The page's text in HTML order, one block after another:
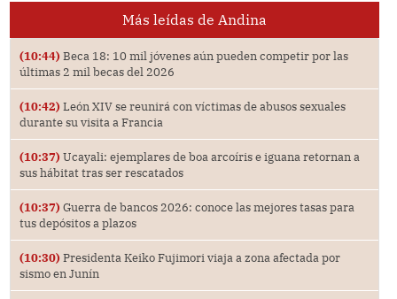
Más leídas de Andina
(10:44) Beca 18: 10 mil jóvenes aún pueden competir por las
últimas 2 mil becas del 2026
(10:42) León XIV se reunirá con víctimas de abusos sexuales
durante su visita a Francia
(10:37) Ucayali: ejemplares de boa arcoíris e iguana retornan a
sus hábitat tras ser rescatados
(10:37) Guerra de bancos 2026: conoce las mejores tasas para
tus depósitos a plazos
(10:30) Presidenta Keiko Fujimori viaja a zona afectada por
sismo en Junín